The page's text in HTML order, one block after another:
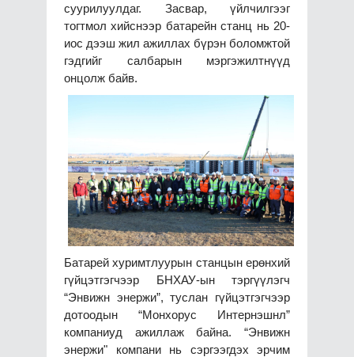
суурилуулдаг. Засвар, үйлчилгээг
тогтмол хийснээр батарейн станц нь 20-
иос дээш жил ажиллах бүрэн боломжтой
гэдгийг салбарын мэргэжилтнүүд
онцолж байв.
Батарей хуримтлуурын станцын ерөнхий
гүйцэтгэгчээр БНХАУ-ын тэргүүлэгч
“Энвижн энержи”, туслан гүйцэтгэгчээр
дотоодын “Монхорус Интернэшнл”
компаниуд ажиллаж байна. “Энвижн
энержи" компани нь сэргээгдэх эрчим